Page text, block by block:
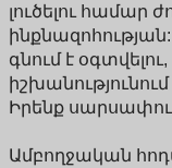
լուծելու համար
գնում է
Իրենք
Ամբողջական